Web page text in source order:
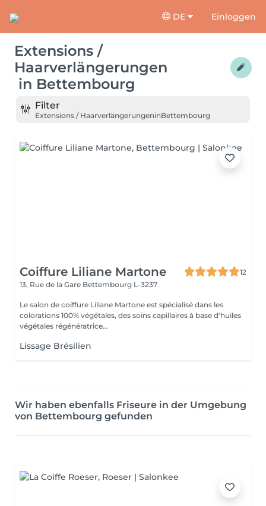
DE Einloggen
Extensions /
Haarverlängerungen
in Bettembourg
Filter
Extensions / HaarverlängerungeninBettembourg
Coiffure Liliane Martone
12
13, Rue de la Gare Bettembourg L-3237
Le salon de coiffure Liliane Martone est spécialisé dans les
colorations 100% végétales, des soins capillaires à base d'huiles
végétales régénératrice...
Lissage Brésilien
Wir haben ebenfalls Friseure in der Umgebung
von Bettembourg gefunden